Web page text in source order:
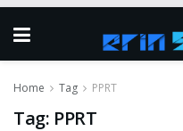
Home Tag PPRT
Tag: PPRT